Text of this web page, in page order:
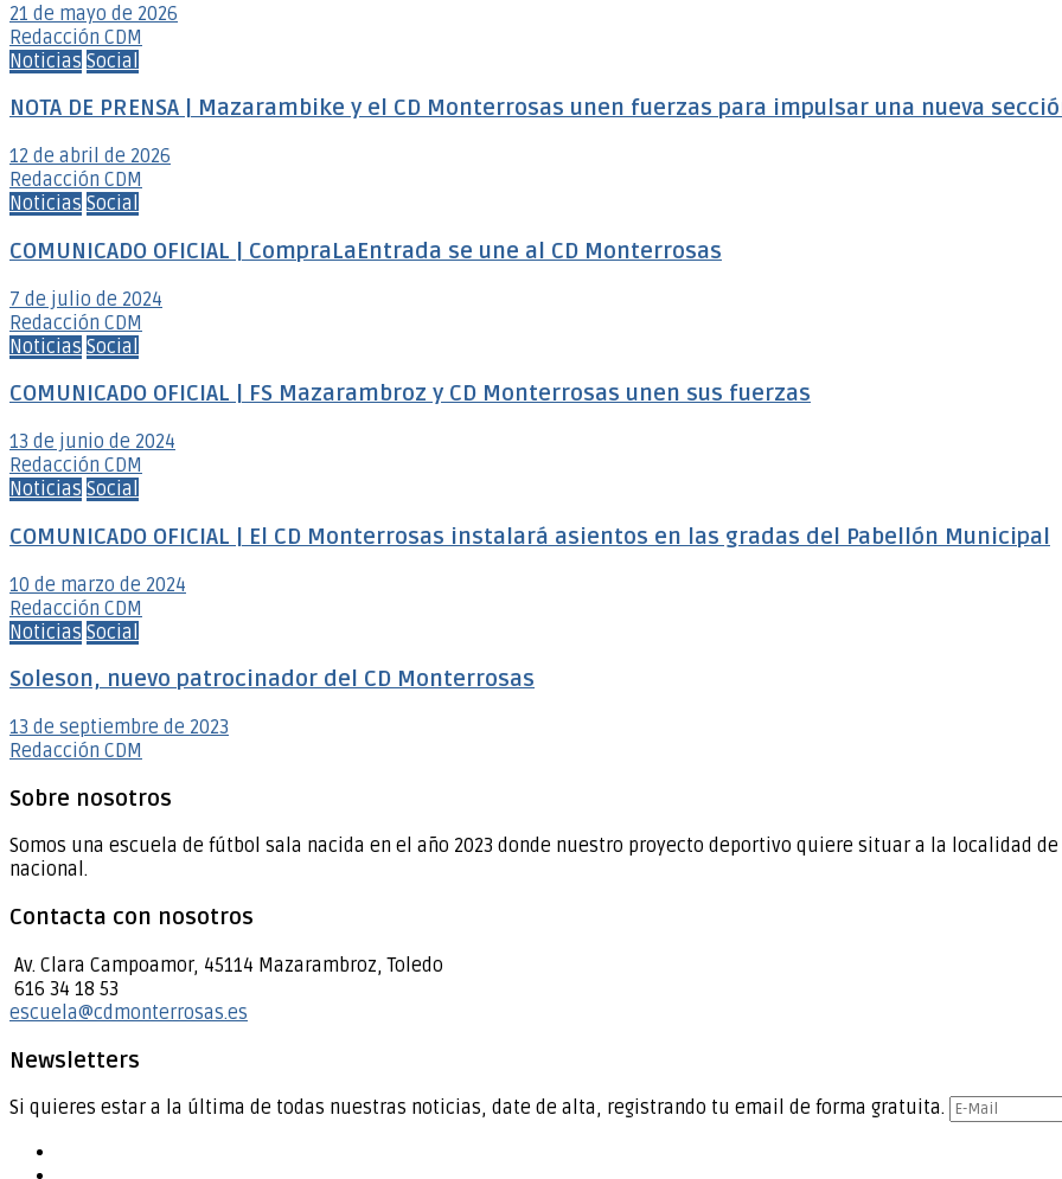
21 de mayo de 2026
Redacción CDM
Noticias Social
NOTA DE PRENSA | Mazarambike y el CD Monterrosas unen fuerzas para impulsar una nueva
12 de abril de 2026
Redacción CDM
Noticias Social
COMUNICADO OFICIAL | CompraLaEntrada se une al CD Monterrosas
7 de julio de 2024
Redacción CDM
Noticias Social
COMUNICADO OFICIAL | FS Mazarambroz y CD Monterrosas unen sus fuerzas
13 de junio de 2024
Redacción CDM
Noticias Social
COMUNICADO OFICIAL | El CD Monterrosas instalará asientos en las gradas del Pabellón Municipal
10 de marzo de 2024
Redacción CDM
Noticias Social
Soleson, nuevo patrocinador del CD Monterrosas
13 de septiembre de 2023
Redacción CDM
Sobre nosotros
Somos una escuela de fútbol sala nacida en el año 2023 donde nuestro proyecto deportivo quiere situar a la localidad
nacional.
Contacta con nosotros
Av. Clara Campoamor, 45114 Mazarambroz, Toledo
616 34 18 53
escuela@cdmonterrosas.es
Newsletters
Si quieres estar a la última de todas nuestras noticias, date de alta, registrando tu email de forma gratuita.